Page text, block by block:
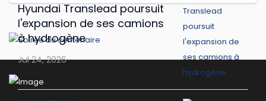
Hyundai Translead poursuit
l'expansion de ses camions
à hydrogène
Jul 24, 2026